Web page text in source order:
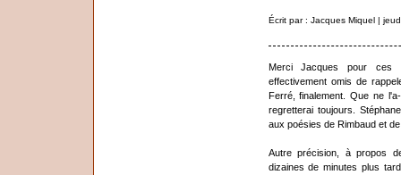
Écrit par : Jacques Miquel |
Merci Jacques pour ces
effectivement omis de
Ferré, finalement. Que ne
regretterai toujours.
aux poésies de Rimbaud et
Autre précision, à propos
dizaines de minutes plus